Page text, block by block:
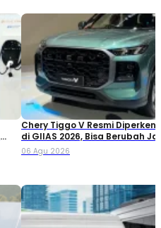
Chery Tiggo V Resmi
di GIIAS 2026, Bisa Berubah
Double Cabin
06 Agu 2026